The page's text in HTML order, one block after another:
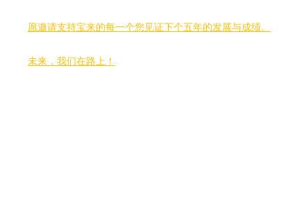
愿邀请支持宝来的每一个您见证下个五年的发展与成绩。
未来，我们在路上！